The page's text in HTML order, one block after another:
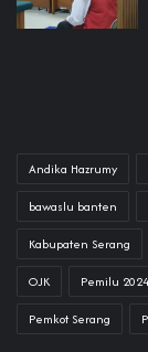
Andika Hazrumy
bawaslu banten
Kabupaten Serang
OJK Pemilu 2024
Pemkot Serang